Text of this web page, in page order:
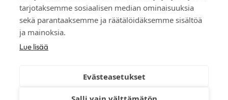
o
k
r
a
m
i
n
markkina.net
grillikeskus.fi
© 2026 teltat.fi – TMK Tori- ja markkinakaupan
tarjotaksemme sosiaalisen median ominaisuuksia
sekä parantaaksemme ja räätälöidäksemme sisältöä
ja mainoksia.
Lue lisää
Evästeasetukset